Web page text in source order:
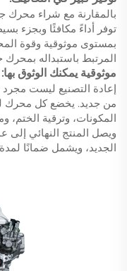
بالمقارنة مع شراء محرك
توفر أداءً مكافئًا وبجزء
المرتبط باستبداله بمحرك
موثوقية يمكنك الوثوق بها:
إعادة التصنيع ليست
من جديد. يخضع كل محرك
ويصل المنتج النهائي إلى
الجديد، ويشمل ضمانًا